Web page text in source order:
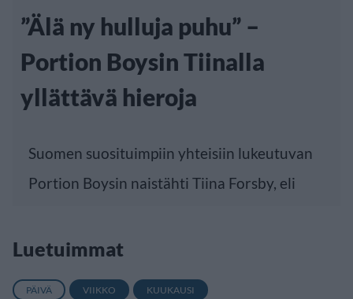
”Älä ny hulluja puhu” –
Portion Boysin Tiinalla
yllättävä hieroja
Suomen suosituimpiin yhteisiin lukeutuvan
Portion Boysin naistähti Tiina Forsby, eli
Luetuimmat
PÄIVÄ VIIKKO KUUKAUSI